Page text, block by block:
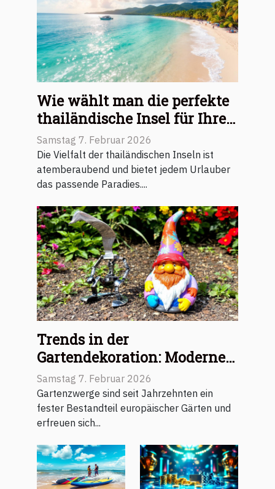
Wie wählt man die perfekte
thailändische Insel für Ihren
Urlaubstyp?
Samstag 7. Februar 2026
Die Vielfalt der thailändischen Inseln ist
atemberaubend und bietet jedem Urlauber
das passende Paradies....
Trends in der
Gartendekoration: Moderne
und traditionelle Zwerge im
Vergleich
Samstag 7. Februar 2026
Gartenzwerge sind seit Jahrzehnten ein
fester Bestandteil europäischer Gärten und
erfreuen sich...